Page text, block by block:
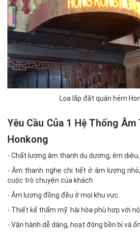
Loa lắp đặt quán hẻm
Yêu Cầu Của 1 Hệ Thống
Honkong
- Chất lượng âm thanh du dương, êm
- Âm thanh nghe chi tiết ở âm lượng
cuộc trò chuyện của khách
- Âm lượng đồng đều ở mọi khu vực
- Thiết kế thẩm mỹ hài hòa phù hợp với
- Vận hành dễ dàng, hoạt động bền bỉ và